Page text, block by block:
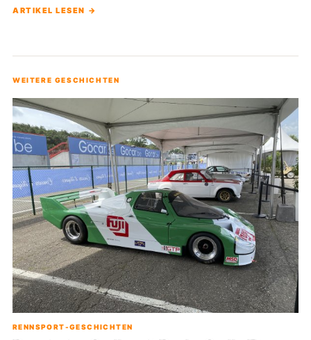
ARTIKEL LESEN →
WEITERE GESCHICHTEN
RENNSPORT-GESCHICHTEN